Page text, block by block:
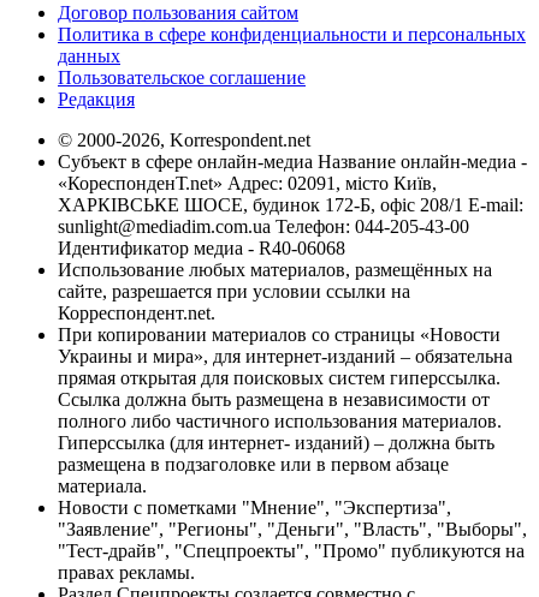
Договор пользования сайтом
Политика в сфере конфиденциальности и персональных
данных
Пользовательское соглашение
Редакция
© 2000-2026, Korrespondent.net
Субъект в сфере онлайн-медиа Название онлайн-медиа -
«КореспонденТ.net» Адрес: 02091, місто Київ,
ХАРКІВСЬКЕ ШОСЕ, будинок 172-Б, офіс 208/1 E-mail:
sunlight@mediadim.com.ua Телефон: 044-205-43-00
Идентификатор медиа - R40-06068
Использование любых материалов, размещённых на
сайте, разрешается при условии ссылки на
Корреспондент.net.
При копировании материалов со страницы «Новости
Украины и мира», для интернет-изданий – обязательна
прямая открытая для поисковых систем гиперссылка.
Ссылка должна быть размещена в независимости от
полного либо частичного использования материалов.
Гиперссылка (для интернет- изданий) – должна быть
размещена в подзаголовке или в первом абзаце
материала.
Новости с пометками "Мнение", "Экспертиза",
"Заявление", "Регионы", "Деньги", "Власть", "Выборы",
"Тест-драйв", "Спецпроекты", "Промо" публикуются на
правах рекламы.